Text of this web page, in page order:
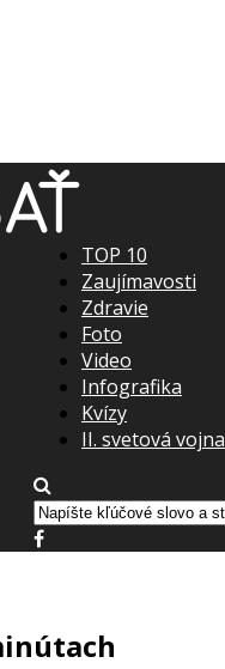
TOP 10
Zaujímavosti
Zdravie
Foto
Video
Infografika
Kvízy
II. svetová vojna